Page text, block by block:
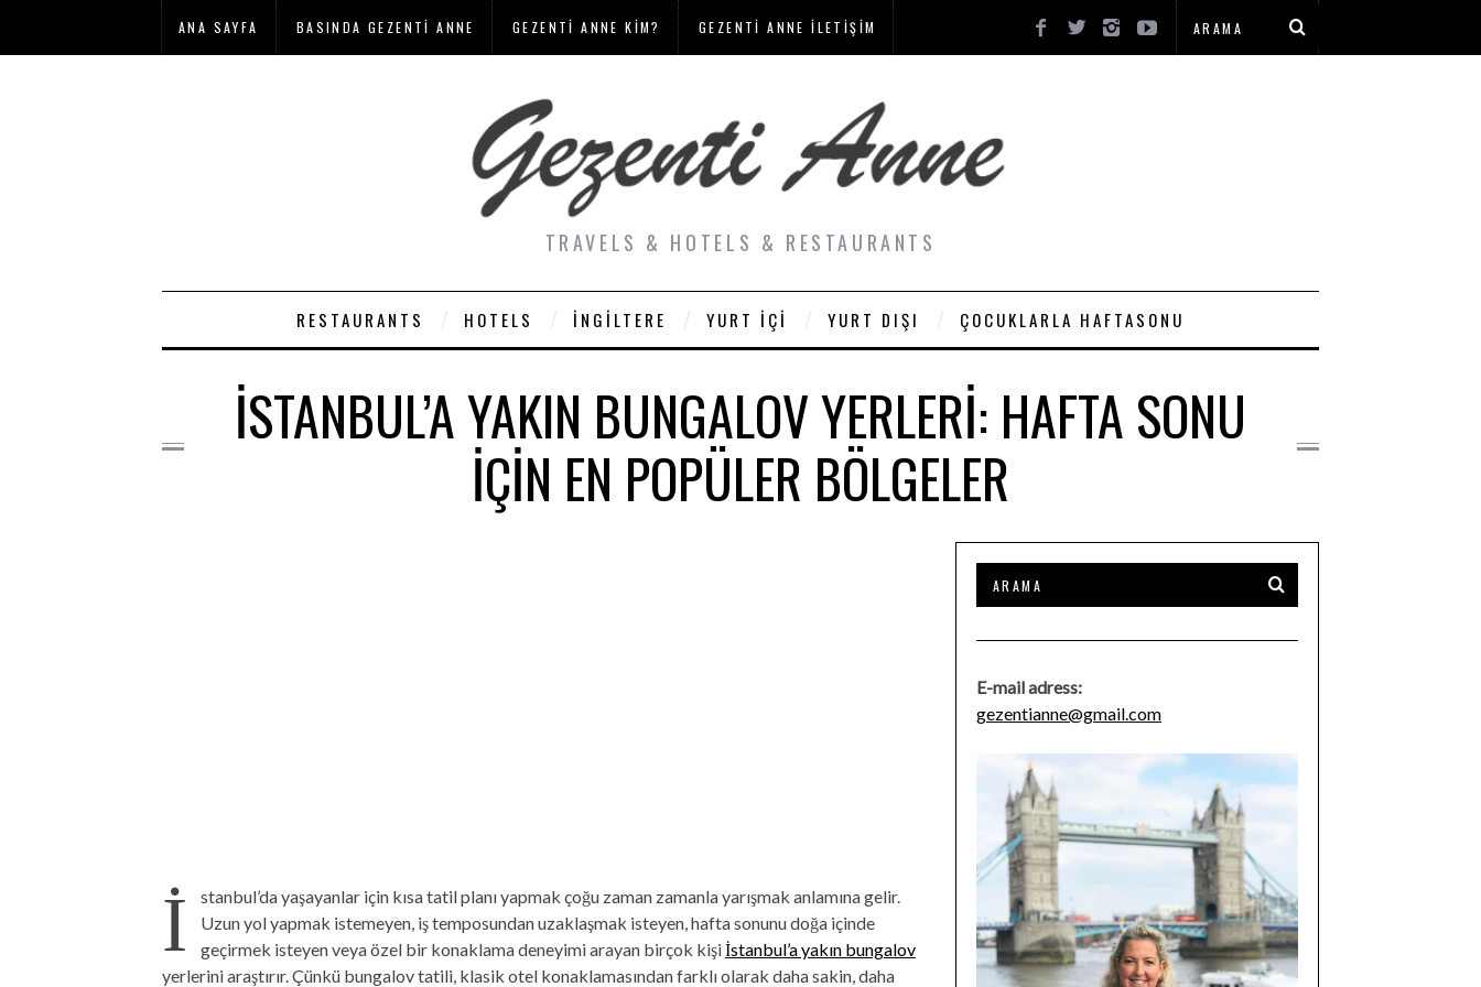
ANA SAYFA BASINDA GEZENTI ANNE GEZENTI ANNE KIM? GEZENTI ANNE İLETIŞIM
TRAVELS & HOTELS & RESTAURANTS
RESTAURANTS HOTELS İNGILTERE YURT İÇI YURT DIŞI ÇOCUKLARLA HAFTASONU
İSTANBUL’A YAKIN BUNGALOV YERLERI: HAFTA SONU
İÇIN EN POPÜLER BÖLGELER
İ
stanbul’da yaşayanlar için kısa tatil planı yapmak çoğu zaman zamanla yarışmak anlamına gelir.
Uzun yol yapmak istemeyen, iş temposundan uzaklaşmak isteyen, hafta sonunu doğa içinde
geçirmek isteyen veya özel bir konaklama deneyimi arayan birçok kişiİstanbul’a yakın bungalov
yerlerini araştırır. Çünkü bungalov tatili, klasik otel konaklamasından farklı olarak daha sakin, daha
E-mail adress:
gezentianne@gmail.com